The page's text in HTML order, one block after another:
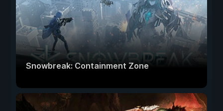
Snowbreak: Containment Zone